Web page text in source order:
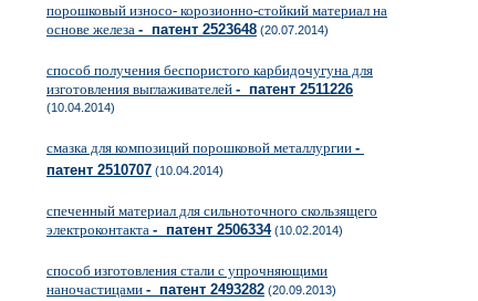
порошковый износо- корозионно-стойкий материал на
основе железа - патент 2523648 (20.07.2014)
способ получения беспористого карбидочугуна для
изготовления выглаживателей - патент 2511226
(10.04.2014)
смазка для композиций порошковой металлургии -
патент 2510707 (10.04.2014)
спеченный материал для сильноточного скользящего
электроконтакта - патент 2506334(10.02.2014)
способ изготовления стали с упрочняющими
наночастицами - патент 2493282 (20.09.2013)